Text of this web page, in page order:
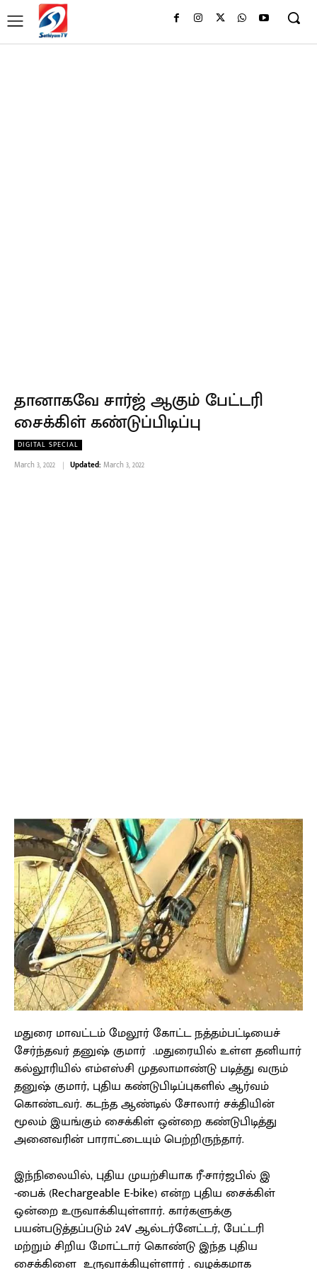
தானாகவே சார்ஜ் ஆகும் பேட்டரி
சைக்கிள் கண்டுப்பிடிப்பு
DIGITAL SPECIAL
March 3, 2022 Updated: March 3, 2022
மதுரை மாவட்டம் மேலூர் கோட்ட நத்தம்பட்டியைச்
சேர்ந்தவர் தனுஷ் குமார் .மதுரையில் உள்ள தனியார்
கல்லூரியில் எம்எஸ்சி முதலாமாண்டு படித்து வரும்
தனுஷ் குமார், புதிய கண்டுபிடிப்புகளில் ஆர்வம்
கொண்டவர். கடந்த ஆண்டில் சோலார் சக்தியின்
மூலம் இயங்கும் சைக்கிள் ஒன்றை கண்டுபிடித்து
அனைவரின் பாராட்டையும் பெற்றிருந்தார்.
இந்நிலையில், புதிய முயற்சியாக ரீ-சார்ஜபில் இ
-பைக் (Rechargeable E-bike) என்ற புதிய சைக்கிள்
ஒன்றை உருவாக்கியுள்ளார். கார்களுக்கு
பயன்படுத்தப்படும் 24V ஆல்டர்னேட்டர், பேட்டரி
மற்றும் சிறிய மோட்டார் கொண்டு இந்த புதிய
சைக்கிளை உருவாக்கியுள்ளார் . வழக்கமாக